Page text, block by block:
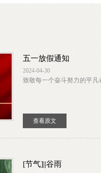
五一放假通知
2024-04-30
致敬每一个奋斗努力的平凡
查看原文
[节气]||谷雨